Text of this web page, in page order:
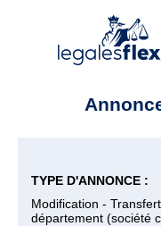
TYPE D'ANNONCE :
Modification -
département (société